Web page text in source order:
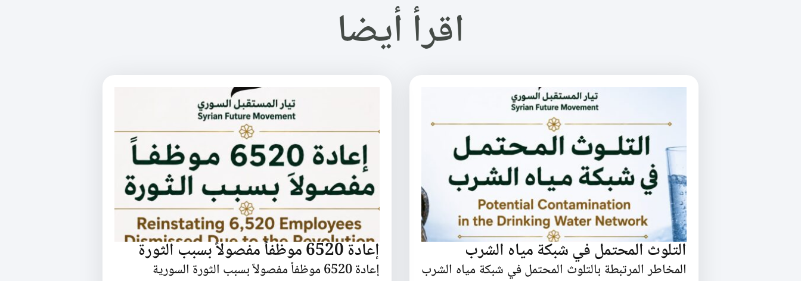
اقرأ أيضا
التلوث المحتمل في شبكة مياه الشرب
المخاطر المرتبطة بالتلوث المحتمل في شبكة مياه الشرب
إعادة 6520 موظفاً مفصولاً بسبب الثورة
إعادة 6520 موظفاً مفصولاً بسبب الثورة السورية